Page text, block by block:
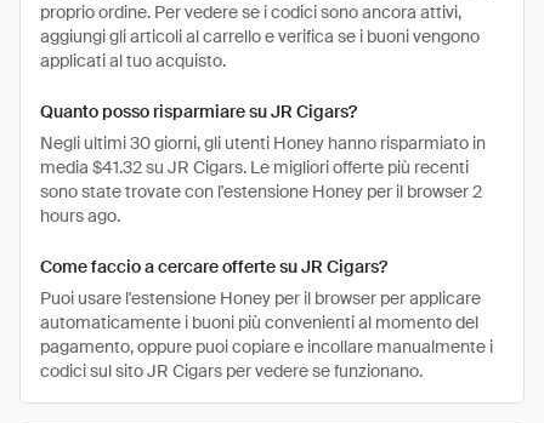
proprio ordine. Per vedere se i codici sono ancora attivi,
aggiungi gli articoli al carrello e verifica se i buoni vengono
applicati al tuo acquisto.
Quanto posso risparmiare su JR Cigars?
Negli ultimi 30 giorni, gli utenti Honey hanno risparmiato in
media $41.32 su JR Cigars. Le migliori offerte più recenti
sono state trovate con l'estensione Honey per il browser 2
hours ago.
Come faccio a cercare offerte su JR Cigars?
Puoi usare l'estensione Honey per il browser per applicare
automaticamente i buoni più convenienti al momento del
pagamento, oppure puoi copiare e incollare manualmente i
codici sul sito JR Cigars per vedere se funzionano.